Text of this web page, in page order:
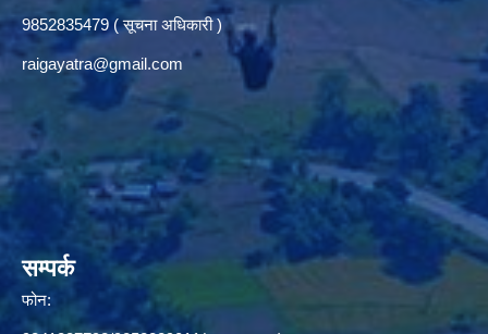
9852835479 ( सूचना अधिकारी )
raigayatra@gmail.com
सम्पर्क
फोन: